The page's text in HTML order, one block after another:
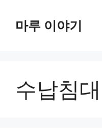
마루 이야기
수납침대